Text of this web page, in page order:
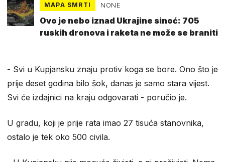
MAPA SMRTI NONE
Ovo je nebo iznad Ukrajine sinoć: 705
ruskih dronova i raketa ne može se braniti
- Svi u Kupjansku znaju protiv koga se bore. Ono što je
prije deset godina bilo šok, danas je samo stara vijest.
Svi će izdajnici na kraju odgovarati - poručio je.
U gradu, koji je prije rata imao 27 tisuća stanovnika,
ostalo je tek oko 500 civila.